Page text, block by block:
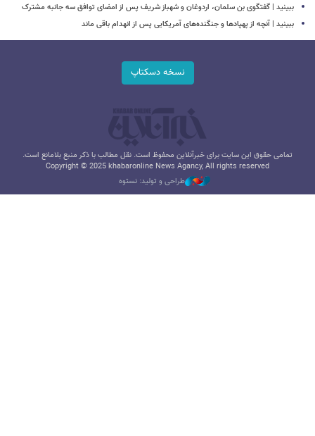
ببینید | گفتگوی بن سلمان، اردوغان و شهباز شریف پس از امضای توافق سه جانبه مشترک
ببینید | آنچه از پهپادها و جنگنده‌های آمریکایی پس از انهدام باقی ماند
نسخه دسکتاپ
تمامی حقوق این سایت برای خبرآنلاین محفوظ است. نقل مطالب با ذکر منبع بلامانع است.
Copyright © 2025 khabaronline News Agancy, All rights reserved
طراحی و تولید: نستوه